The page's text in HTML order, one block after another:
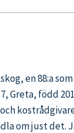
en 88:a
Greta, född
om just det.